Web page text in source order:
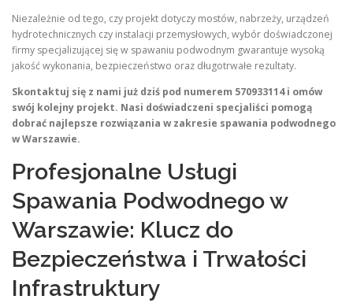
Niezależnie od tego, czy projekt dotyczy mostów, nabrzeży, urządzeń
hydrotechnicznych czy instalacji przemysłowych, wybór doświadczonej
firmy specjalizującej się w spawaniu podwodnym gwarantuje wysoką
jakość wykonania, bezpieczeństwo oraz długotrwałe rezultaty.
Skontaktuj się z nami już dziś pod numerem 570933114 i omów
swój kolejny projekt. Nasi doświadczeni specjaliści pomogą
dobrać najlepsze rozwiązania w zakresie spawania podwodnego
w Warszawie.
Profesjonalne Usługi
Spawania Podwodnego w
Warszawie: Klucz do
Bezpieczeństwa i Trwałości
Infrastruktury